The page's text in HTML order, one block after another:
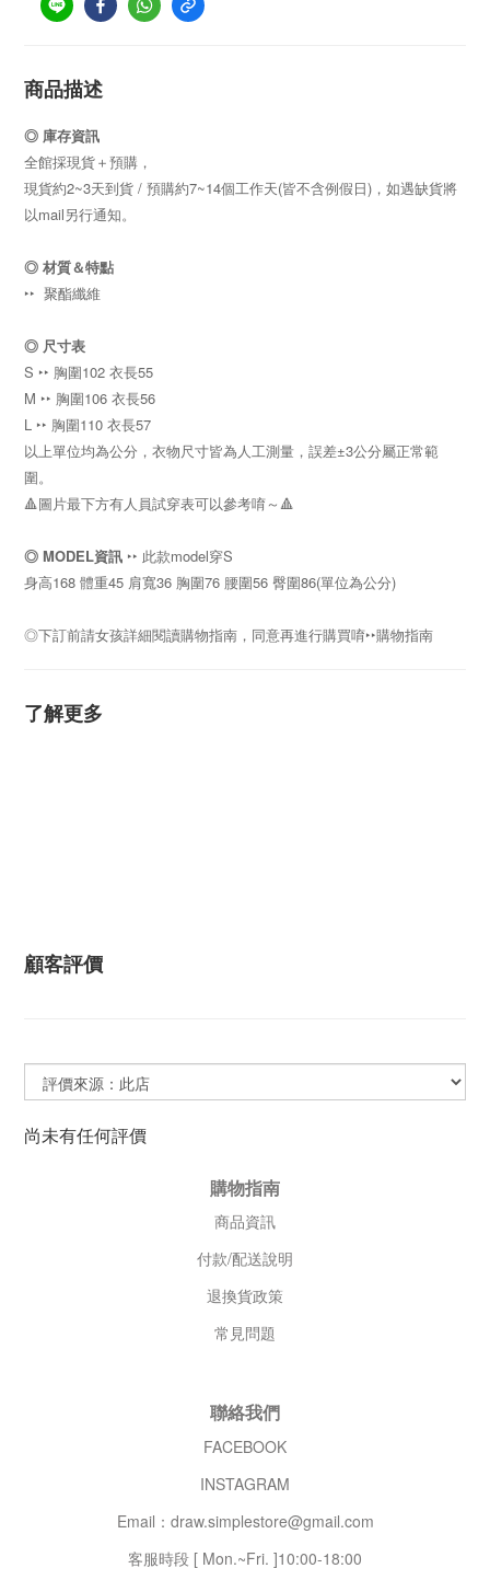
商品描述
◎ 庫存資訊
全館採現貨＋預購，
現貨約2~3天到貨 / 預購約7~14個工作天(皆不含例假日)，如遇缺貨將
以mail另行通知。
◎ 材質＆特點
‣‣ 聚酯纖維
◎ 尺寸表
S ‣‣ 胸圍102 衣長55
M ‣‣ 胸圍106 衣長56
L ‣‣ 胸圍110 衣長57
以上單位均為公分，衣物尺寸皆為人工測量，誤差±3公分屬正常範
圍。
🔺圖片最下方有人員試穿表可以參考唷～🔺
◎ MODEL資訊 ‣‣ 此款model穿S
身高168 體重45 肩寬36 胸圍76 腰圍56 臀圍86(單位為公分)
◎下訂前請女孩詳細閱讀購物指南，同意再進行購買唷‣‣購物指南
了解更多
顧客評價
尚未有任何評價
購物指南
商品資訊
付款/配送說明
退換貨政策
常見問題
聯絡我們
FACEBOOK
INSTAGRAM
Email：draw.simplestore@gmail.com
客服時段 [ Mon.~Fri. ]10:00-18:00